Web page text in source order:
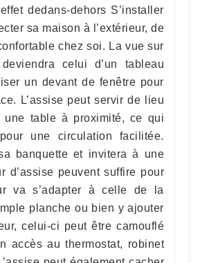
dedans-dehors S’installer
sa maison à l’extérieur, de
chez soi. La vue sur
celui d’un tableau
un devant de fenêtre pour
L’assise peut servir de lieu
table à proximité, ce qui
une circulation facilitée.
banquette et invitera à une
d’assise peuvent suffire pour
va s’adapter à celle de la
planche ou bien y ajouter
celui-ci peut être camouflé
accès au thermostat, robinet